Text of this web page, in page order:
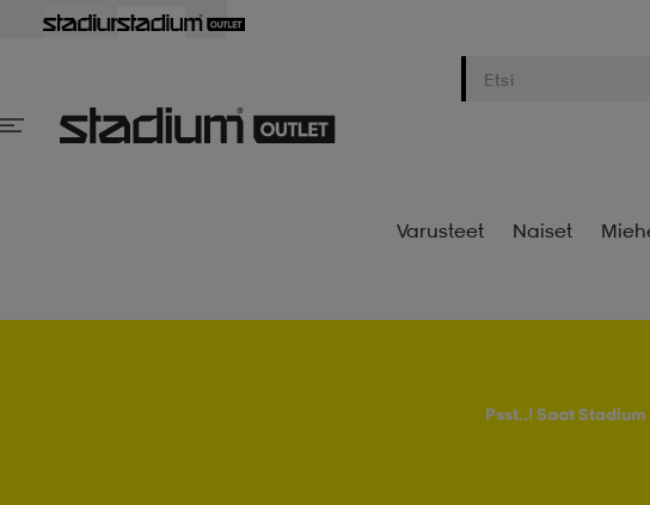
Varusteet Naiset
Psst..! Saat